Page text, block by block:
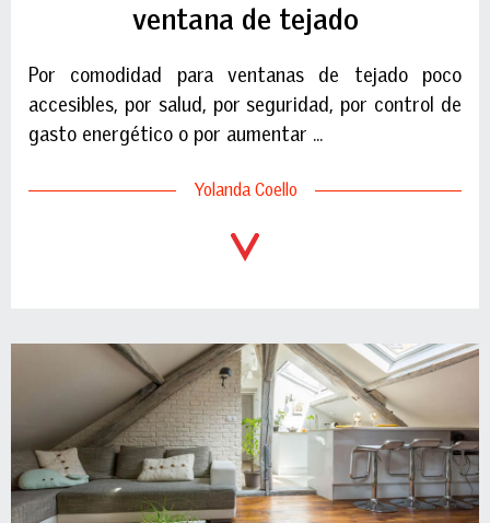
ventana de tejado
Por comodidad para ventanas de tejado poco
accesibles, por salud, por seguridad, por control de
gasto energético o por aumentar ...
Yolanda Coello